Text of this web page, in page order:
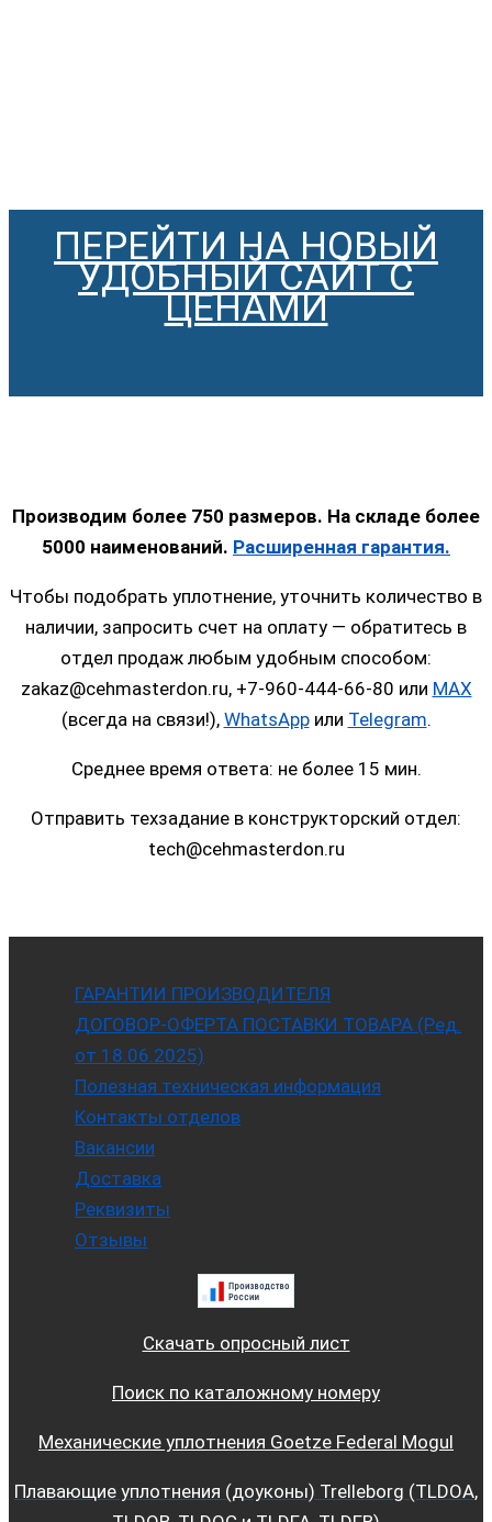
ПЕРЕЙТИ НА НОВЫЙ
УДОБНЫЙ САЙТ С
ЦЕНАМИ
Производим более 750 размеров. На складе более
5000 наименований. Расширенная гарантия.
Чтобы подобрать уплотнение, уточнить количество в
наличии, запросить счет на оплату — обратитесь в
отдел продаж любым удобным способом:
zakaz@cehmasterdon.ru, +7-960-444-66-80 или MAX
(всегда на связи!), WhatsAppили Telegram.
Среднее время ответа: не более 15 мин.
Отправить техзадание в конструкторский отдел:
tech@cehmasterdon.ru
ГАРАНТИИ ПРОИЗВОДИТЕЛЯ
ДОГОВОР-ОФЕРТА ПОСТАВКИ ТОВАРА (Ред.
от 18.06.2025)
Полезная техническая информация
Контакты отделов
Вакансии
Доставка
Реквизиты
Отзывы
Скачать опросный лист
Поиск по каталожному номеру
Механические уплотнения Goetze Federal Mogul
Плавающие уплотнения (доуконы) Trelleborg (TLDOA,